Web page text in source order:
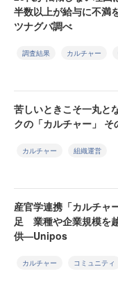
半数以上が給与に不満
ツナグバ調べ
調査結果 カルチャー
苦しいときこそ一丸と
クの「カルチャー」 そ
カルチャー 組織運営
産官学連携「カルチャ
足 業種や企業規模を
供—Unipos
カルチャー コミュニティ